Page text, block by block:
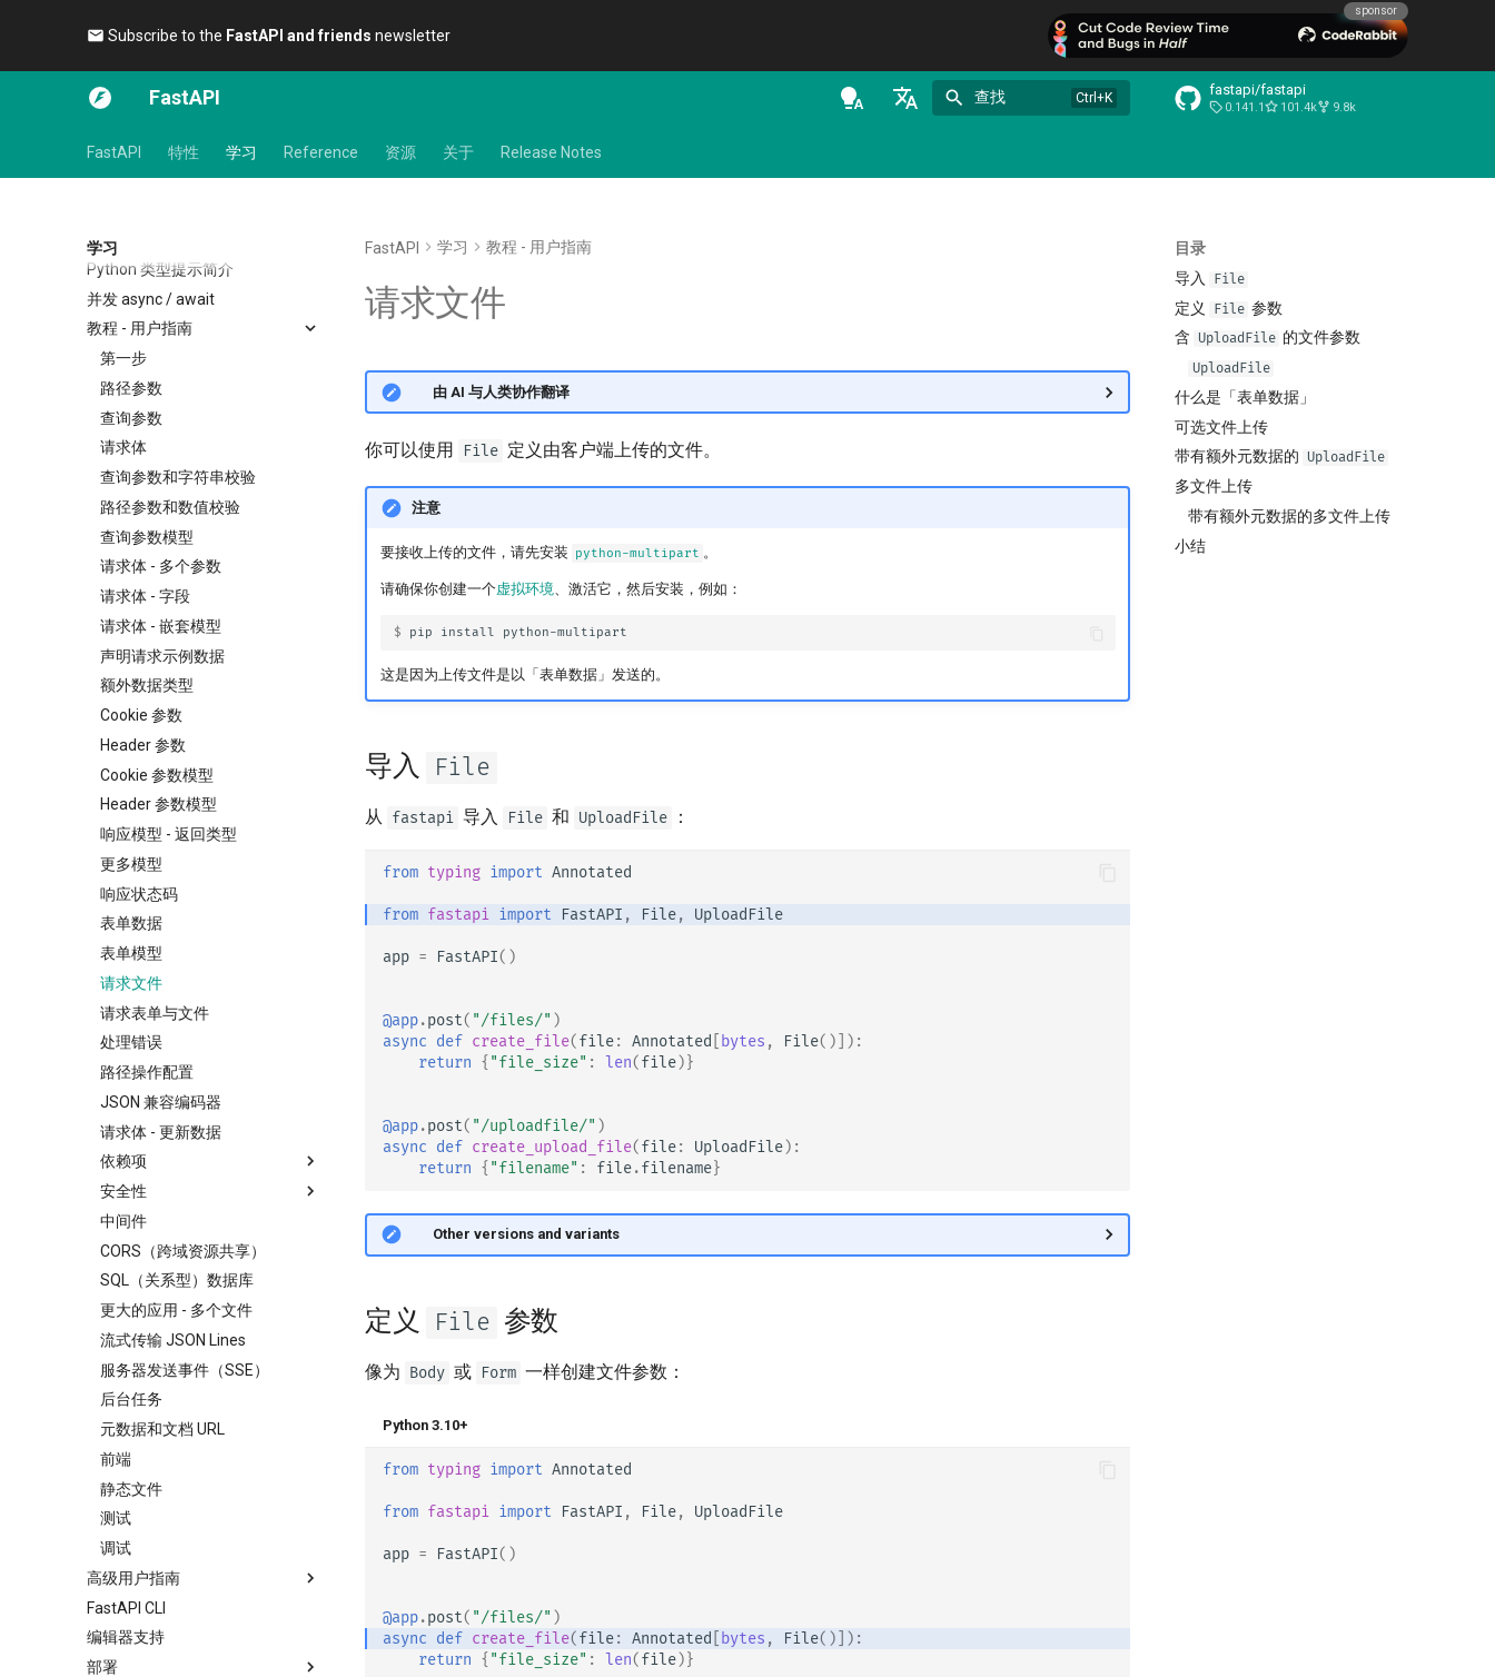
Subscribe to the FastAPI and friends newsletter 🎉
sponsor
FastAPI 查找 fastapi/fastapi
0.141.1 101.4k 9.8k
FastAPI 特性 学习 Reference 资源 关于 Release Notes
学习
Python 类型提示简介
并发 async / await
教程 - 用户指南
第一步
路径参数
查询参数
请求体
查询参数和字符串校验
路径参数和数值校验
查询参数模型
请求体 - 多个参数
请求体 - 字段
请求体 - 嵌套模型
声明请求示例数据
额外数据类型
Cookie 参数
Header 参数
Cookie 参数模型
Header 参数模型
响应模型 - 返回类型
更多模型
响应状态码
表单数据
表单模型
请求文件
请求表单与文件
处理错误
路径操作配置
JSON 兼容编码器
请求体 - 更新数据
依赖项
类作为依赖项
子依赖项
路径操作装饰器依赖项
全局依赖项
使用 yield 的依赖项
安全性
安全 - 第一步
获取当前用户
OAuth2 实现简单的
Password 和 Bearer 验证
使用密码（及哈希）的
OAuth2，基于 JWT 的 Bearer
令牌
中间件
CORS（跨域资源共享）
SQL（关系型）数据库
更大的应用 - 多个文件
流式传输 JSON Lines
服务器发送事件（SSE）
后台任务
元数据和文档 URL
前端
静态文件
测试
调试
高级用户指南
流式数据
路径操作的高级配置
额外的状态码
FastAPI CLI
编辑器支持
部署
目录
导入
File
定义 File 参数
含 UploadFile 的文件参数
UploadFile
什么是「表单数据」
可选文件上传
带有额外元数据的 UploadFile
多文件上传
带有额外元数据的多文件上传
小结
FastAPI 学习 教程 - 用户指南
请求文件
🌐 由 AI 与人类协作翻译
你可以使用 File 定义由客户端上传的文件。
注意
要接收上传的文件，请先安装 python-multipart 。
请确保你创建一个虚拟环境、激活它，然后安装，例如：
$ pip install
这是因为上传文件是以「表单数据」发送的。
导入 File
从 fastapi 导入 File 和 UploadFile ：
from typing import Annotated
from fastapi import FastAPI , File, UploadFile
app = FastAPI()
@app.post( "/files/" )
async def create_file(file: Annotated bytes , File()]):
return { "file_size" : len(file)}
@app.post( "/uploadfile/" )
async def create_upload_file(file: UploadFile):
return { "filename" : file.filename}
🤓 Other versions and variants
定义 File 参数
像为 Body 或 Form 一样创建文件参数：
Python 3.10+
from typing import Annotated
from fastapi import FastAPI , File, UploadFile
app = FastAPI()
@app.post( "/files/" )
async def create_file(file: Annotated bytes , File()]):
return { "file_size" : len(file)}